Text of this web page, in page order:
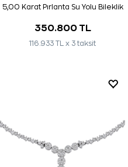
5,00 Karat Pırlanta Su Yolu Bileklik
350.800 TL
116.933 TL x 3 taksit